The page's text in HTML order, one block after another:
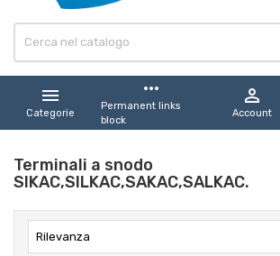

Categorie
more_horiz
Permanent links
block

Account
Terminali a snodo
SIKAC,SILKAC,SAKAC,SALKAC.
Rilevanza